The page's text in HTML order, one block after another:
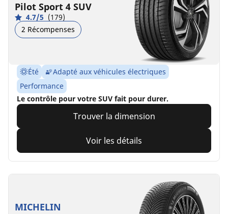
Pilot Sport 4 SUV
4.7/5 (179)
2 Récompenses
Été
Adapté aux véhicules électriques
Performance
Le contrôle pour votre SUV fait pour durer.
Trouver la dimension
Voir les détails
MICHELIN